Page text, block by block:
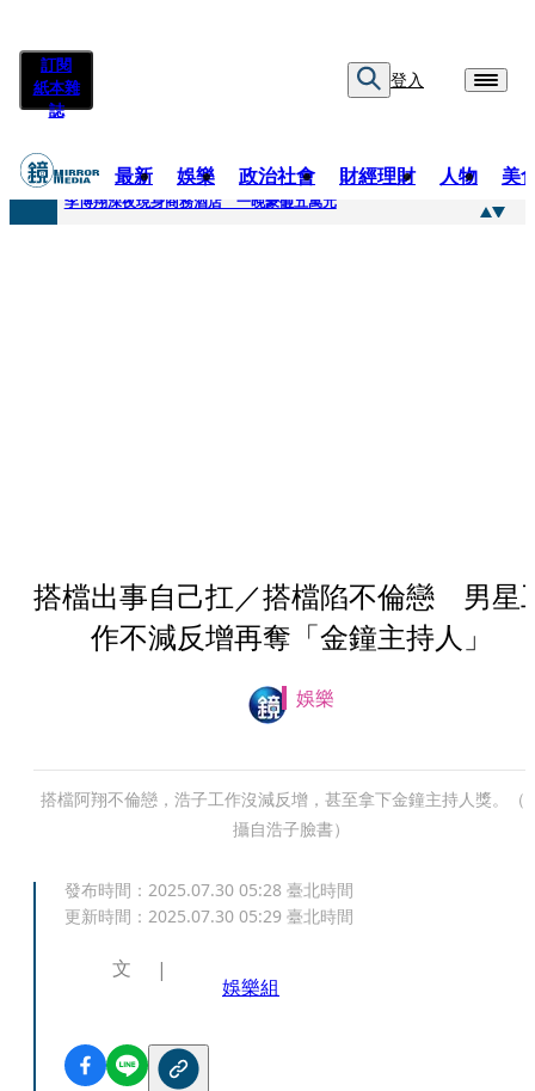
訂閱
紙本雜
誌
登入
最新 娛樂 政治社會 財經理財 人物 美
快訊
李博翔深夜現身商務酒店 一晚豪砸五萬元
搭檔出事自己扛／搭檔陷不倫戀 男星
作不減反增再奪「金鐘主持人」
娛樂
搭檔阿翔不倫戀，浩子工作沒減反增，甚至拿下金鐘主持人獎。（
攝自浩子臉書）
發布時間： 2025.07.30 05:28 臺北時間
更新時間： 2025.07.30 05:29 臺北時間
文
娛樂組